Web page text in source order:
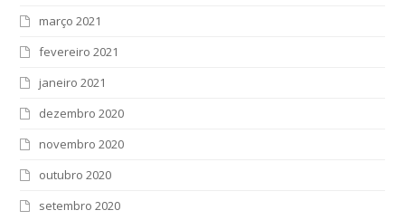
março 2021
fevereiro 2021
janeiro 2021
dezembro 2020
novembro 2020
outubro 2020
setembro 2020